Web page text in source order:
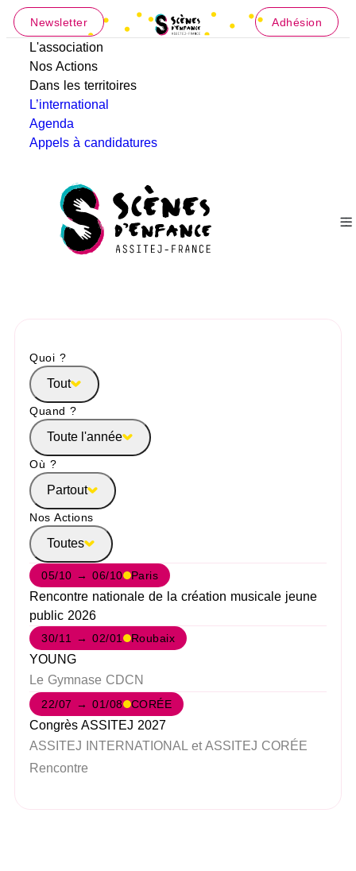
Newsletter Adhésion
L'association
Nos Actions
Dans les territoires
L’international
Agenda
Appels à candidatures
Quoi ?
Tout
Quand ?
Toute l'année
Où ?
Partout
Nos Actions
Toutes
05/10 → 06/10 Paris
Rencontre nationale de la création musicale jeune
public 2026
30/11 → 02/01 Roubaix
YOUNG
Le Gymnase CDCN
22/07 → 01/08 CORÉE
Congrès ASSITEJ 2027
ASSITEJ INTERNATIONAL et ASSITEJ CORÉE
Rencontre